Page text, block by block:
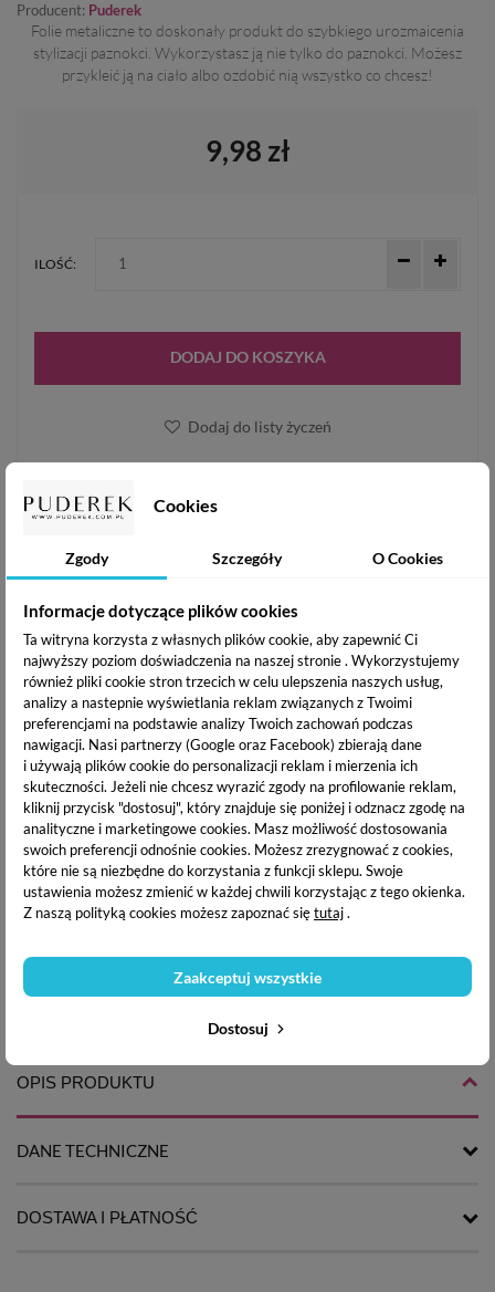
Cookies
Zgody Szczegóły O Cookies
Informacje dotyczące plików cookies
Ta witryna korzysta z własnych plików cookie, aby zapewnić Ci
najwyższy poziom doświadczenia na naszej stronie . Wykorzystujemy
również pliki cookie stron trzecich w celu ulepszenia naszych usług,
analizy a nastepnie wyświetlania reklam związanych z Twoimi
preferencjami na podstawie analizy Twoich zachowań podczas
nawigacji. Nasi partnerzy (Google oraz Facebook) zbierają dane
i używają plików cookie do personalizacji reklam i mierzenia ich
skuteczności. Jeżeli nie chcesz wyrazić zgody na profilowanie reklam,
kliknij przycisk "dostosuj", który znajduje się poniżej i odznacz zgodę na
analityczne i marketingowe cookies. Masz możliwość dostosowania
swoich preferencji odnośnie cookies. Możesz zrezygnować z cookies,
które nie są niezbędne do korzystania z funkcji sklepu. Swoje
ustawienia możesz zmienić w każdej chwili korzystając z tego okienka.
Z naszą polityką cookies możesz zapoznać siętutaj.
Dostosuj
Zaakceptuj wszystkie
Producent: Puderek
Folie metaliczne to doskonały produkt do szybkiego urozmaicenia
stylizacji paznokci. Wykorzystasz ją nie tylko do paznokci. Możesz
przykleić ją na ciało albo ozdobić nią wszystko co chcesz!
NUMER KATALOGOWY:
WYSYŁKA W CIĄGU: DARMOWA WYSYŁKA:
9,98 zł
ILOŚĆ:
DODAJ DO KOSZYKA
Dodaj do listy życzeń
PUDEREK PRODUKTY
POWIĄZANE
Folia Transferowa Efekt
Błękitnego Marmuru 4 cm
Folia Transferowa Efekt
Różowego Marmuru 4 cm x
5,90 zł
OPIS PRODUKTU
DANE TECHNICZNE
DOSTAWA I PŁATNOŚĆ